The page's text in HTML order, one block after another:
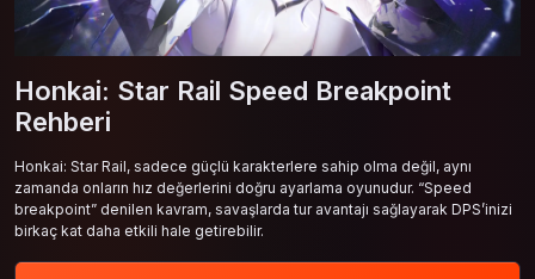
Honkai: Star Rail Speed Breakpoint
Rehberi
Honkai: Star Rail, sadece güçlü karakterlere sahip olma değil, aynı
zamanda onların hız değerlerini doğru ayarlama oyunudur. “Speed
breakpoint” denilen kavram, savaşlarda tur avantajı sağlayarak DPS’inizi
birkaç kat daha etkili hale getirebilir.